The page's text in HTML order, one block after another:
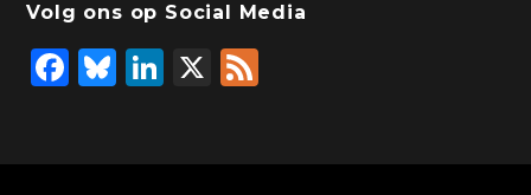
Volg ons op Social Media
F
Bl
Li
X